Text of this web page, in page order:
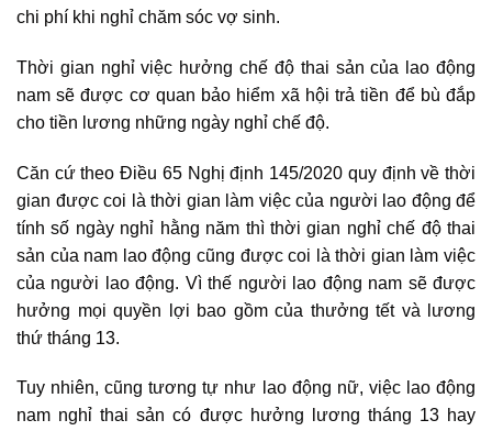
chi phí khi nghỉ chăm sóc vợ sinh.
Thời gian nghỉ việc hưởng chế độ thai sản của lao động
nam sẽ được cơ quan bảo hiểm xã hội trả tiền để bù đắp
cho tiền lương những ngày nghỉ chế độ.
Căn cứ theo Điều 65 Nghị định 145/2020 quy định về thời
gian được coi là thời gian làm việc của người lao động để
tính số ngày nghỉ hằng năm thì thời gian nghỉ chế độ thai
sản của nam lao động cũng được coi là thời gian làm việc
của người lao động. Vì thế người lao động nam sẽ được
hưởng mọi quyền lợi bao gồm của thưởng tết và lương
thứ tháng 13.
Tuy nhiên, cũng tương tự như lao động nữ, việc lao động
nam nghỉ thai sản có được hưởng lương tháng 13 hay